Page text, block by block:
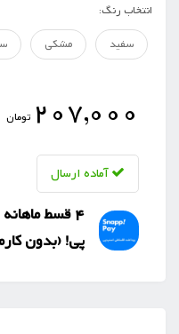
انتخاب رنگ:
سفید
مشکی
207,000 تومان
آماده ارسال
‌پی! (بدون